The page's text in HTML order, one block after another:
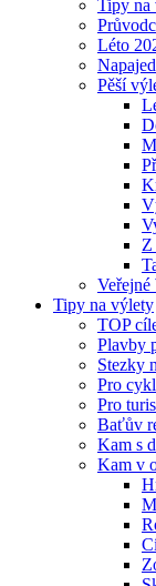
Tipy na
Léto
Pěší
Z
Veřejné
Tipy na výlety
TOP
Plavby
Stezky
Pro
Pro
Baťův
Kam s
Kam v